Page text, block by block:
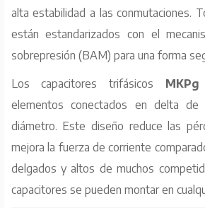
alta estabilidad a las conmutaciones.
están estandarizados con el
sobrepresión (BAM) para una forma
Los capacitores trifásicos MKPg
elementos conectados en delta
diámetro. Este diseño reduce las
mejora la fuerza de corriente
delgados y altos de muchos
capacitores se pueden montar en